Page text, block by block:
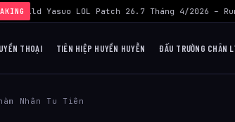
› Build Yasuo LOL Patch 26.7 Tháng 4/2026 –
THOẠI TIÊN HIỆP HUYỀN HUYỄN ĐẤU TRƯỜNG CHÂN
Nhân Tu Tiên